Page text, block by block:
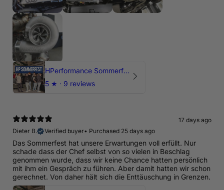
HPerformance Sommerfest 2026
5 ★ · 9 reviews
17 days ago
Dieter B.
Verified buyer• Purchased 25 days ago
Das Sommerfest hat unsere Erwartungen voll erfüllt. Nur
schade dass der Chef selbst von so vielen in Beschlag
genommen wurde, dass wir keine Chance hatten persönlich
mit ihm ein Gespräch zu führen. Aber damit hatten wir schon
gerechnet. Von daher hält sich die Enttäuschung in Grenzen.